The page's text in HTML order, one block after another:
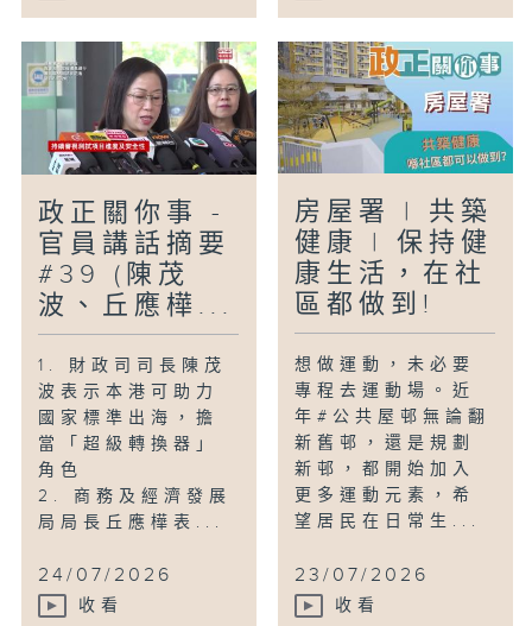
政正關你事 -
官員講話摘要
#39 (陳茂
波、丘應樺...
1. 財政司司長陳茂
波表示本港可助力
國家標準出海，擔
當「超級轉換器」
角色
2. 商務及經濟發展
局局長丘應樺表...
24/07/2026
收看
房屋署 | 共築
健康 | 保持健
康生活，在社
區都做到!
想做運動，未必要
專程去運動場。近
年#公共屋邨無論翻
新舊邨，還是規劃
新邨，都開始加入
更多運動元素，希
望居民在日常生...
23/07/2026
收看